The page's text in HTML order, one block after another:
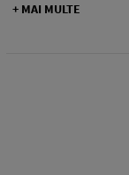
+ MAI MULTE